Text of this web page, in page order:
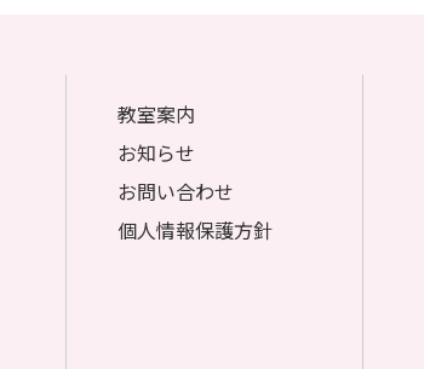
教室案内
お知らせ
お問い合わせ
個人情報保護方針